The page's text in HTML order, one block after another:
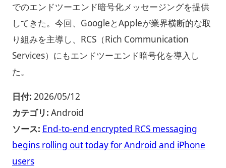
でのエンドツーエンド暗号化メッセージングを提供
してきた。今回、GoogleとAppleが業界横断的な取
り組みを主導し、RCS（Rich Communication
Services）にもエンドツーエンド暗号化を導入し
た。
日付: 2026/05/12
カテゴリ: Android
ソース: End-to-end encrypted RCS messaging
begins rolling out today for Android and iPhone
users